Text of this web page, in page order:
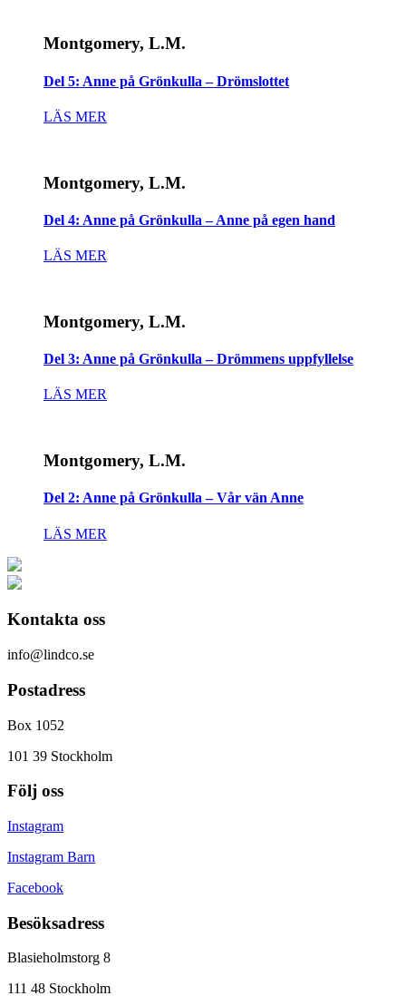
Montgomery, L.M.
Del 5: Anne på Grönkulla – Drömslottet
LÄS MER
Montgomery, L.M.
Del 4: Anne på Grönkulla – Anne på egen hand
LÄS MER
Montgomery, L.M.
Del 3: Anne på Grönkulla – Drömmens uppfyllelse
LÄS MER
Montgomery, L.M.
Del 2: Anne på Grönkulla – Vår vän Anne
LÄS MER
Kontakta oss
info@lindco.se
Postadress
Box 1052
101 39 Stockholm
Följ oss
Instagram
Instagram Barn
Facebook
Besöksadress
Blasieholmstorg 8
111 48 Stockholm